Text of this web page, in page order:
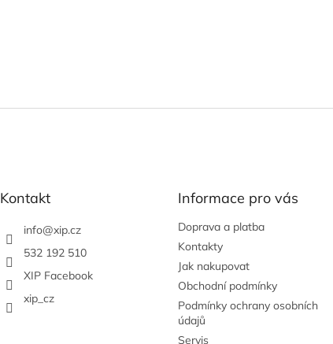
Kontakt
info@xip.cz
532 192 510
XIP Facebook
xip_cz
Informace pro vás
Doprava a platba
Kontakty
Jak nakupovat
Obchodní podmínky
Podmínky ochrany osobních
údajů
Servis